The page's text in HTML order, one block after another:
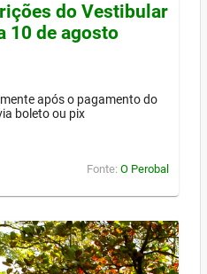
do Vestibular
10 de agosto
após o pagamento do
boleto ou pix
Fonte: O Perobal